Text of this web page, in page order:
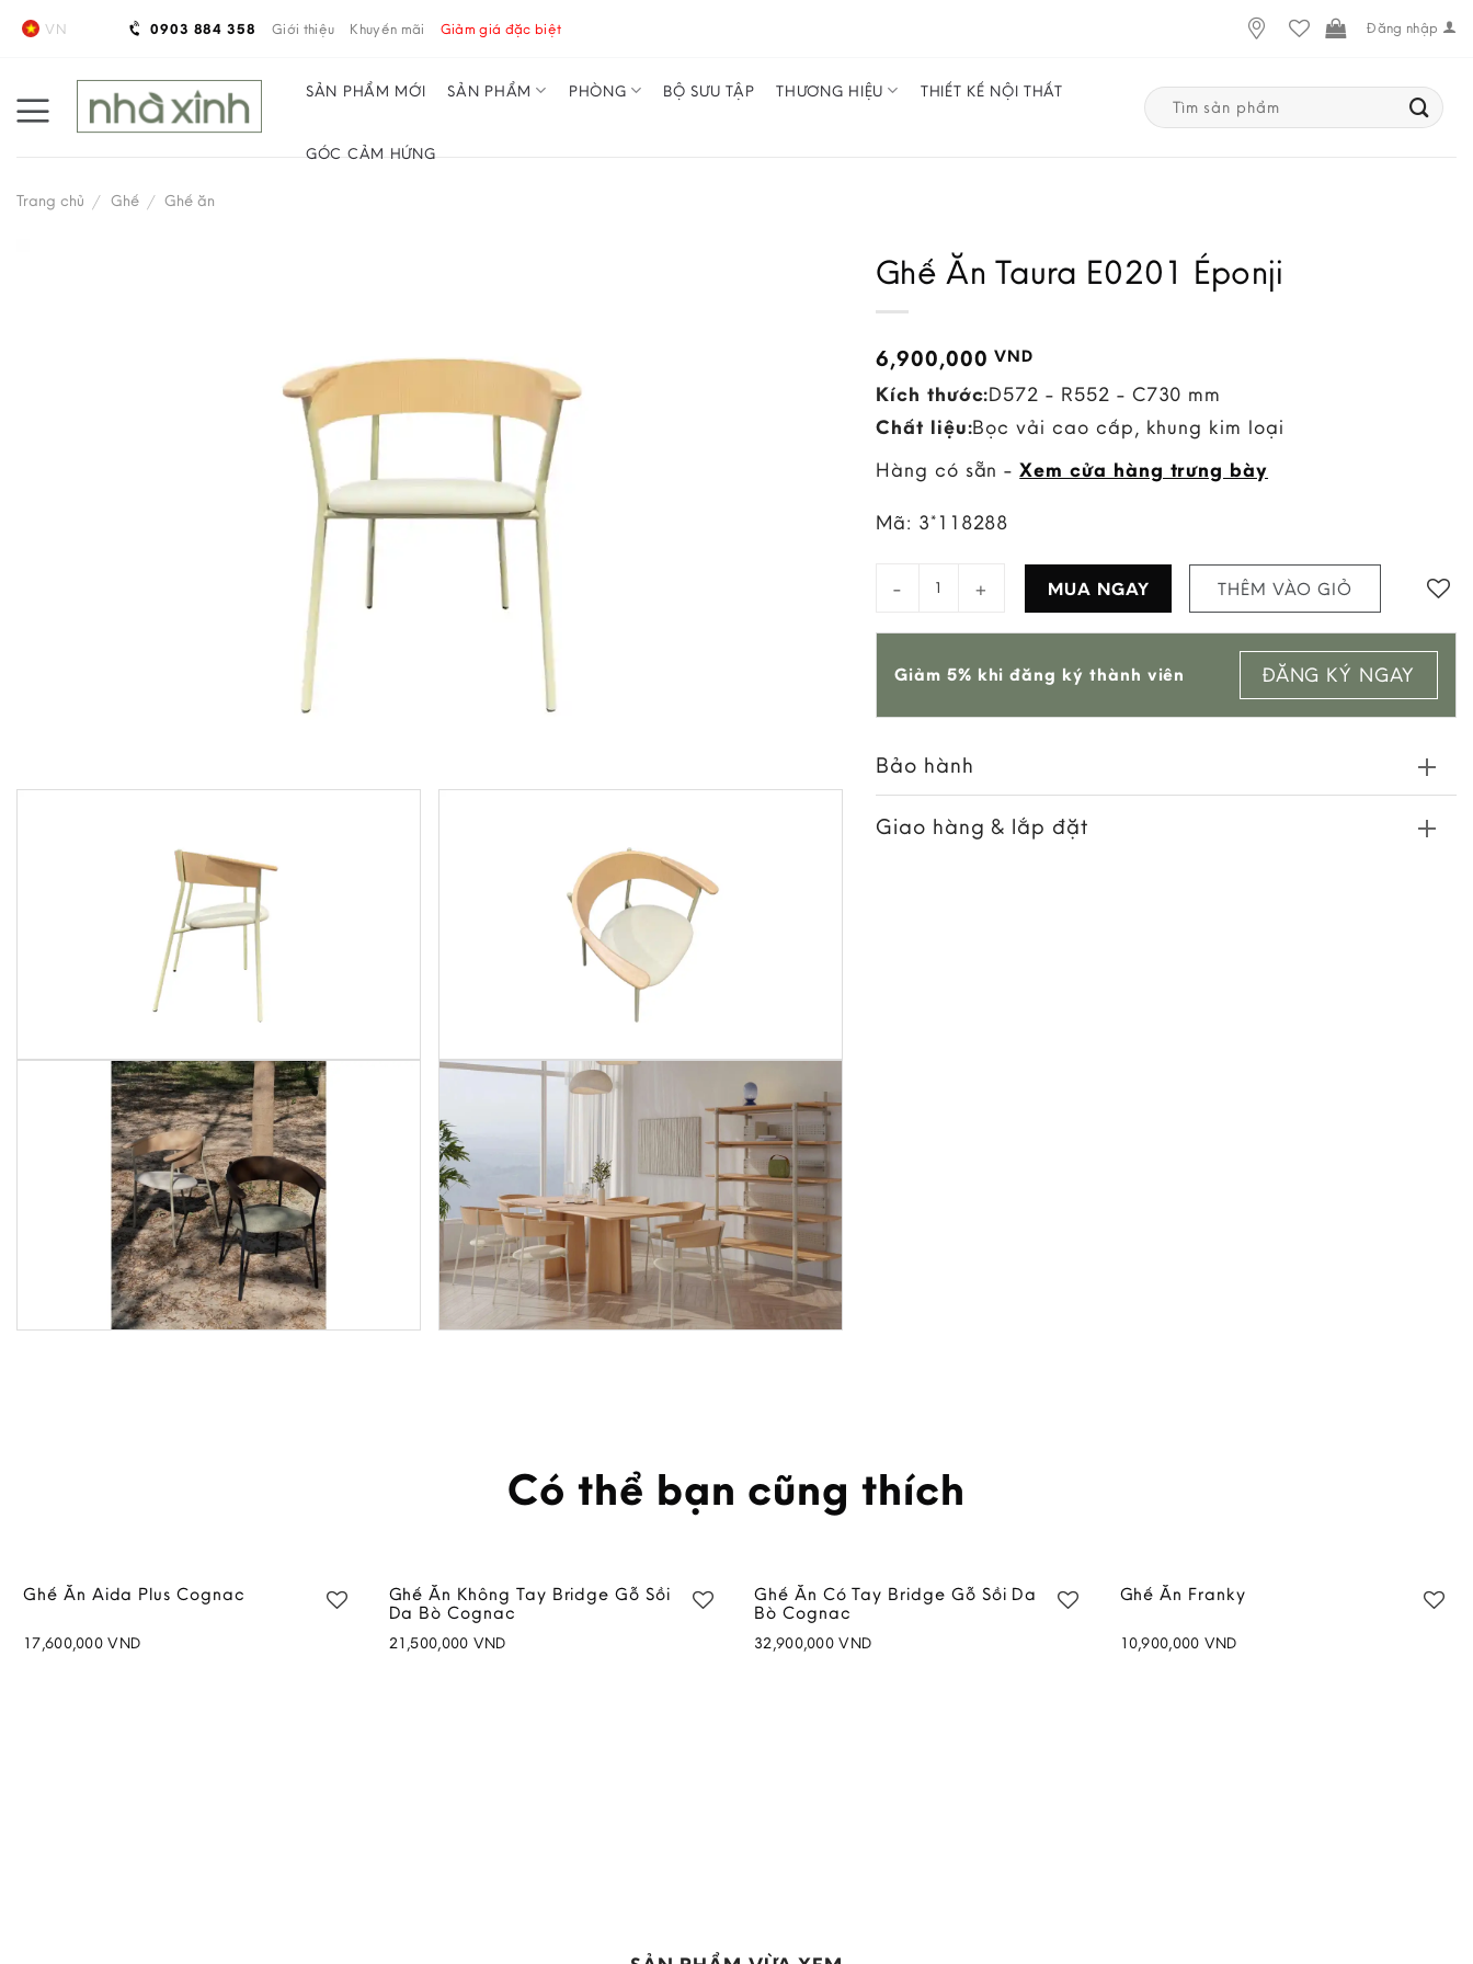
Skip
VN 0903 884 358 Giới thiệu Khuyến mãi Giảm giá đặc biệt Đăng nhập
SẢN PHẨM MỚI SẢN PHẨM PHÒNG BỘ SƯU TẬP THƯƠNG HIỆU THIẾT KẾ NỘI THẤT
GÓC CẢM HỨNG
Search
for:
Trang chủ / Ghế / Ghế ăn
Ghế Ăn Taura E0201 Éponji
6,900,000VND
Kích thước:D572 - R552 - C730 mm
Chất liệu:Bọc vải cao cấp, khung kim loại
Hàng có sẵn -Xem cửa hàng trưng bày
Mã: 3*118288
MUA NGAY THÊM VÀO GIỎ
Add to
wishlist
Giảm 5% khi đăng ký thành viên ĐĂNG KÝ NGAY
Bảo hành
Giao hàng & lắp đặt
Có thể bạn cũng thích
Ghế Ăn Aida Plus Cognac
17,600,000VND
Ghế Ăn Không Tay Bridge Gỗ Sồi
Da Bò Cognac
21,500,000 VND
Ghế Ăn Có Tay Bridge Gỗ Sồi Da
Bò Cognac
32,900,000VND
Ghế Ăn Franky
10,900,000 VND